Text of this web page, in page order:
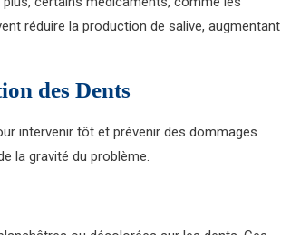
réduire la production de salive, augmentant
des Dents
intervenir tôt et prévenir des dommages
la gravité du problème.